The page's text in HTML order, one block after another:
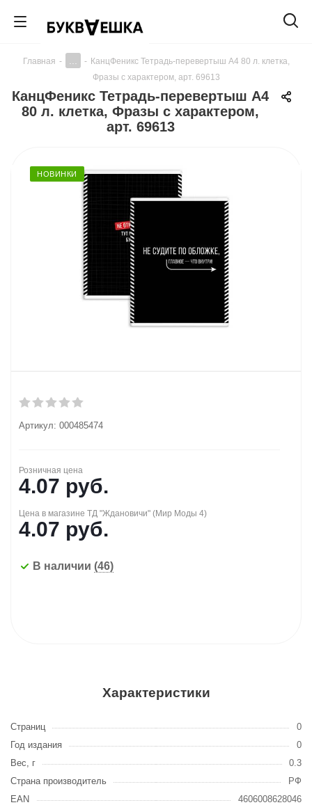
Главная - - КанцФеникс Тетрадь-перевертыш А4 80 л. клетка,
Фразы с характером, арт. 69613
КанцФеникс Тетрадь-перевертыш А4
80 л. клетка, Фразы с характером,
арт. 69613
НОВИНКИ
Артикул: 000485474
Розничная цена
4.07 руб.
Цена в магазине ТД "Ждановичи" (Мир Моды 4)
4.07 руб.
В наличии (46)
Характеристики
Страниц
0
Год издания
0
Вес, г
0.3
Страна производитель
РФ
EAN
4606008628046